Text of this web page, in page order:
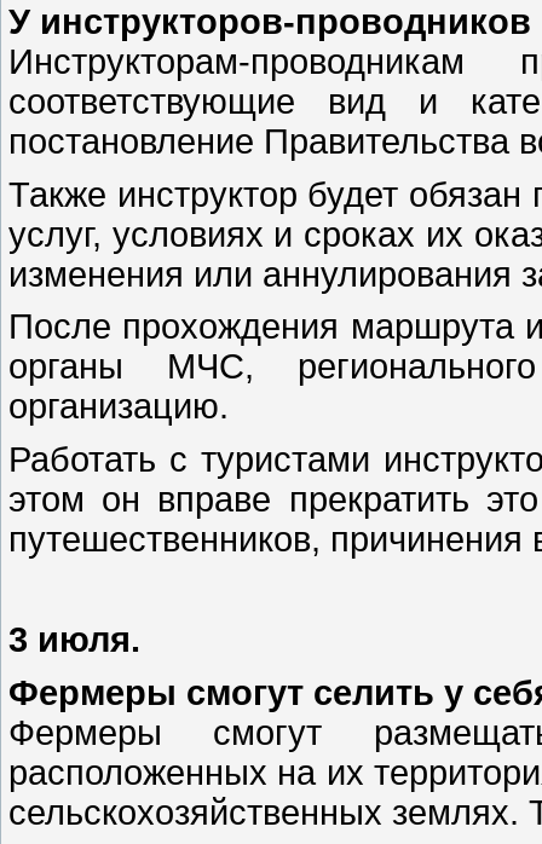
У инструкторов-
Инструкторам-
соответствующие вид и
постановление Правительства
Также инструктор будет
услуг, условиях и сроках их
изменения или аннулирования
После прохождения маршрута
органы МЧС,
организацию.
Работать с туристами
этом он вправе прекратить
путешественников,
3 июля.
Фермеры смогут селить у
Фермеры смогут
расположенных на их
сельскохозяйственных